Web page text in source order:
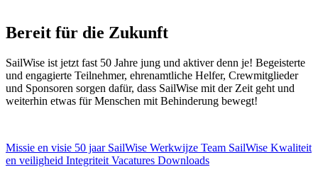
Bereit für die Zukunft
SailWise ist jetzt fast 50 Jahre jung und aktiver denn je! Begeisterte
und engagierte Teilnehmer, ehrenamtliche Helfer, Crewmitglieder
und Sponsoren sorgen dafür, dass SailWise mit der Zeit geht und
weiterhin etwas für Menschen mit Behinderung bewegt!
Missie en visie 50 jaar SailWise Werkwijze Team SailWise Kwaliteit
en veiligheid Integriteit Vacatures Downloads